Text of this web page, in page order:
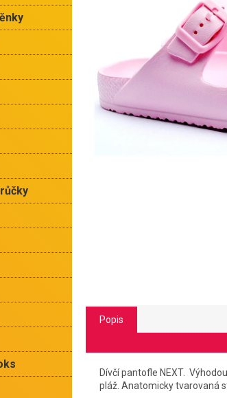
Popis
Dívčí pantofle NEXT.
pláž. Anatomicky tvarovaná